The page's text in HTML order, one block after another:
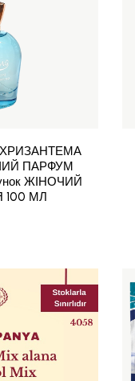
ПАРФУМ
ЖІНОЧИЙ
100 МЛ